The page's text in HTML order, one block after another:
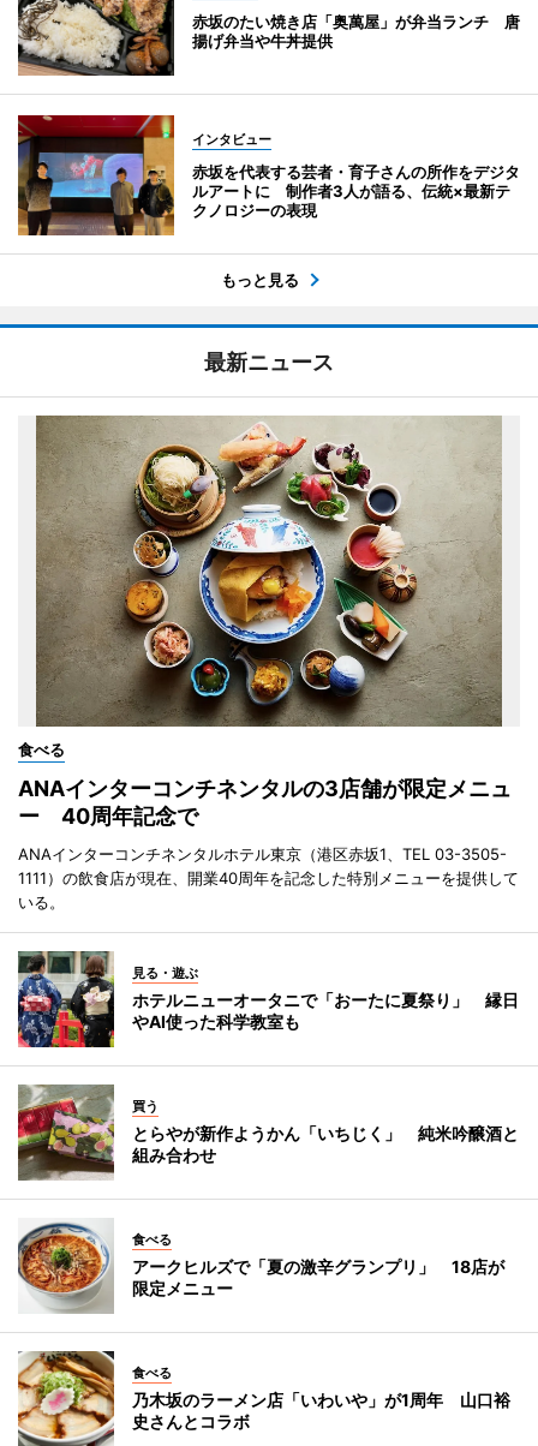
赤坂のたい焼き店「奥萬屋」が弁当ランチ 唐
揚げ弁当や牛丼提供
インタビュー
赤坂を代表する芸者・育子さんの所作をデジタ
ルアートに 制作者3人が語る、伝統×最新テ
クノロジーの表現
もっと見る
最新ニュース
食べる
ANAインターコンチネンタルの3店舗が限定メニュ
ー 40周年記念で
ANAインターコンチネンタルホテル東京（港区赤坂1、TEL 03-3505-
1111）の飲食店が現在、開業40周年を記念した特別メニューを提供して
いる。
見る・遊ぶ
ホテルニューオータニで「おーたに夏祭り」 縁日
やAI使った科学教室も
買う
とらやが新作ようかん「いちじく」 純米吟醸酒と
組み合わせ
食べる
アークヒルズで「夏の激辛グランプリ」 18店が
限定メニュー
食べる
乃木坂のラーメン店「いわいや」が1周年 山口裕
史さんとコラボ